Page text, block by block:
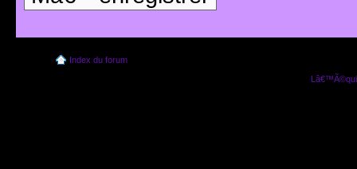
Index du forum